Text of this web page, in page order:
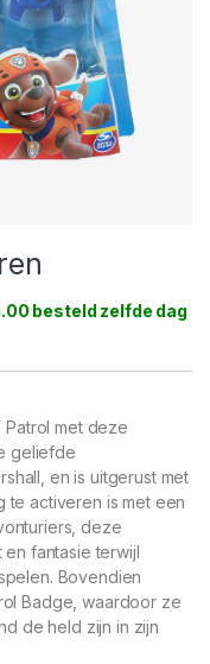
met deze
geliefde
en is uitgerust met
te activeren is met een
deze
fantasie terwijl
Bovendien
Badge, waardoor ze
de held zijn in zijn